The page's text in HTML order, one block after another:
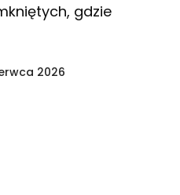
gdzie
2026